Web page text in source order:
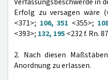
Erfolg zu versagen wäre
<371>; 106, 351 <355>;
<393>; 132, 195<232 f. Rn.
2. Nach diesen
Anordnung zu erlassen.